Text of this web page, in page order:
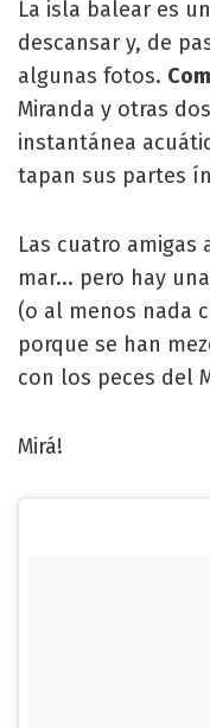
La isla balear es un
descansar y, de
algunas fotos.
Miranda y otras
instantánea
tapan sus partes
Las cuatro amigas
mar... pero hay
(o al menos nada
porque se han
con los peces del
Mirá!